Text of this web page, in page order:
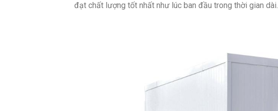
đạt chất lượng tốt nhất như lúc ban đầu trong thời gian dài.